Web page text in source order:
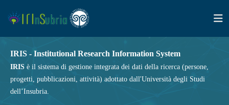
IRIS - Institutional Research Information System
IRIS è il sistema di gestione integrata dei dati della ricerca (persone,
progetti, pubblicazioni, attività) adottato dall'Università degli Studi
dell’Insubria.